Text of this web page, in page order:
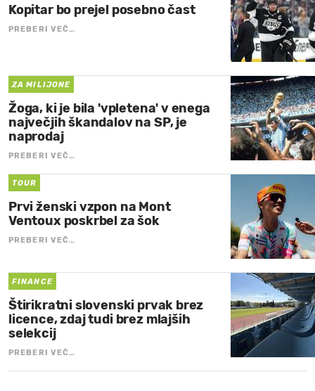
Kopitar bo prejel posebno čast
PREBERI VEČ…
ZA MILIJONE
Žoga, ki je bila 'vpletena' v enega
največjih škandalov na SP, je
naprodaj
PREBERI VEČ…
TOUR
Prvi ženski vzpon na Mont
Ventoux poskrbel za šok
PREBERI VEČ…
FINANCE
Štirikratni slovenski prvak brez
licence, zdaj tudi brez mlajših
selekcij
PREBERI VEČ…